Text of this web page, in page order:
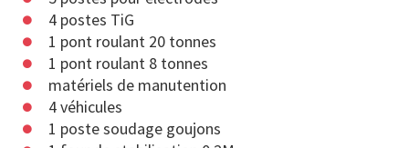
4 postes TiG
1 pont roulant 20 tonnes
1 pont roulant 8 tonnes
matériels de manutention
4 véhicules
1 poste soudage goujons